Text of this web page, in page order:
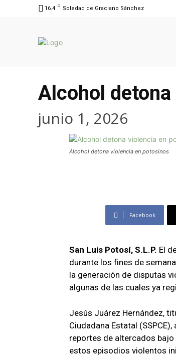
16.4 C Soledad de Graciano Sánchez
Alcohol
junio 1, 2026
Alcohol detona violencia en potosinos
Facebook
San Luis Potosí, S.L.P. El
durante los fines de
la generación de disputas
algunas de las cuales ya
Jesús Juárez Hernández,
Ciudadana Estatal
reportes de altercados
estos episodios violentos